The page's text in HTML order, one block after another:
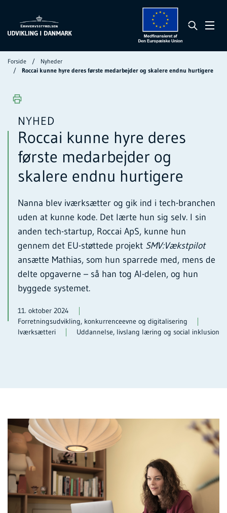
Forside
Nyheder
Roccai kunne hyre deres første medarbejder og skalere endnu hurtigere
NYHED
Roccai kunne hyre deres
første medarbejder og
skalere endnu hurtigere
Nanna blev iværksætter og gik ind i tech-branchen
uden at kunne kode. Det lærte hun sig selv. I sin
anden tech-startup, Roccai ApS, kunne hun
gennem det EU-støttede projekt SMV:Vækstpilot
ansætte Mathias, som hun sparrede med, mens de
delte opgaverne – så han tog AI-delen, og hun
byggede systemet.
11. oktober 2024
Forretningsudvikling, konkurrenceevne og digitalisering
Iværksætteri
Uddannelse, livslang læring og social inklusion